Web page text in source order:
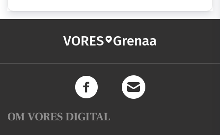
VORES Grenaa
OM VORES DIGITAL